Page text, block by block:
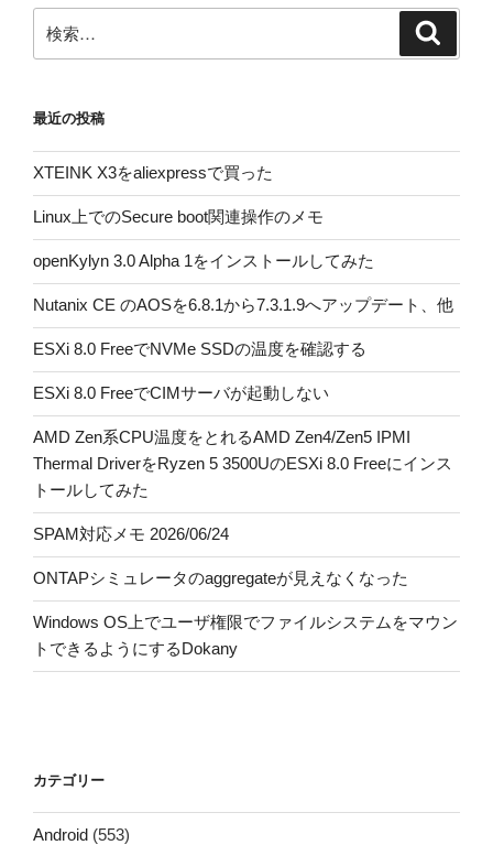
ー
ジ
り
ジ
索:
最近の投稿
XTEINK X3をaliexpressで買った
Linux上でのSecure boot関連操作のメモ
openKylyn 3.0 Alpha 1をインストールしてみた
Nutanix CE のAOSを6.8.1から7.3.1.9へアップデート、他
ESXi 8.0 FreeでNVMe SSDの温度を確認する
ESXi 8.0 FreeでCIMサーバが起動しない
AMD Zen系CPU温度をとれるAMD Zen4/Zen5 IPMI
Thermal DriverをRyzen 5 3500UのESXi 8.0 Freeにインス
トールしてみた
SPAM対応メモ 2026/06/24
ONTAPシミュレータのaggregateが見えなくなった
Windows OS上でユーザ権限でファイルシステムをマウン
トできるようにするDokany
カテゴリー
Android (553)